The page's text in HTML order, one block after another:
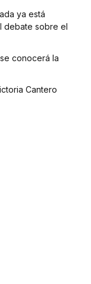
ya está
debate sobre el
conocerá la
Cantero